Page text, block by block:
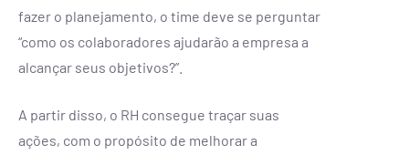
fazer o planejamento, o time deve se perguntar
“como os colaboradores ajudarão a empresa a
alcançar seus objetivos?”.
A partir disso, o RH consegue traçar suas
ações, com o propósito de melhorar a